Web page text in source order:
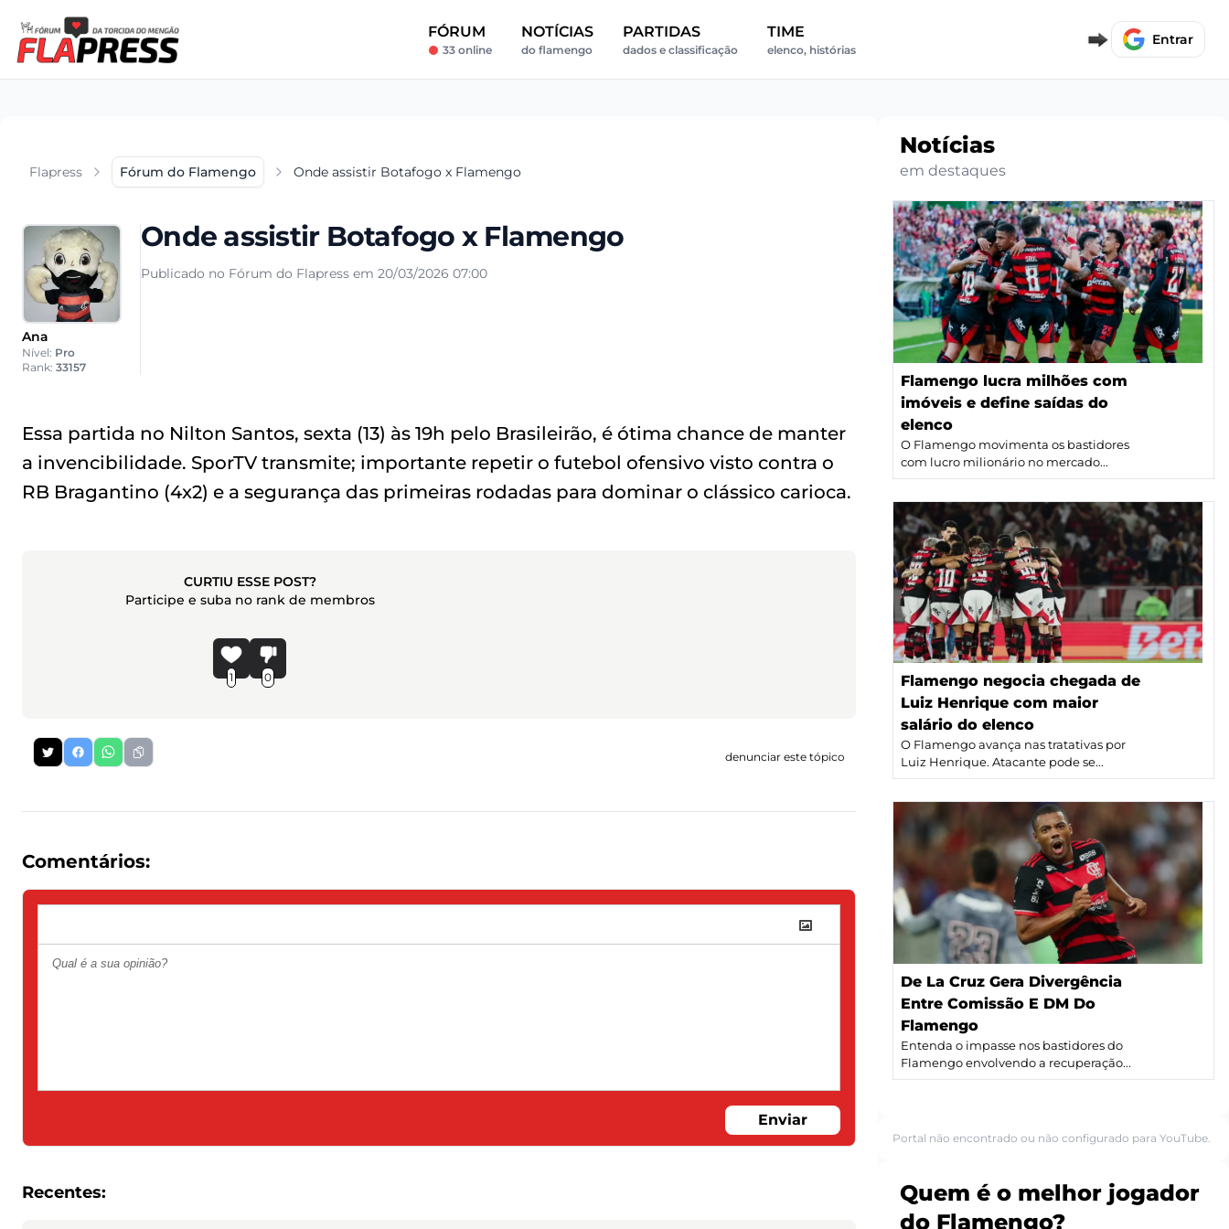
FÓRUM
33 online
NOTÍCIAS
do flamengo
PARTIDAS
dados e classificação
TIME
elenco, histórias
Entrar
Flapress Fórum do Flamengo Onde assistir Botafogo x Flamengo
Ana
Nível: Pro
Rank: 33157
Onde assistir Botafogo x Flamengo
Publicado no Fórum do Flapress em 20/03/2026 07:00
Essa partida no Nilton Santos, sexta (13) às 19h pelo Brasileirão, é ótima chance de manter
a invencibilidade. SporTV transmite; importante repetir o futebol ofensivo visto contra o
RB Bragantino (4x2) e a segurança das primeiras rodadas para dominar o clássico carioca.
CURTIU ESSE POST?
Participe e suba no rank de membros
1 0
denunciar este tópico
Comentários:
Enviar
Recentes:
Notícias
em destaques
Flamengo lucra milhões com
imóveis e define saídas do
elenco
O Flamengo movimenta os bastidores
com lucro milionário no mercado...
Flamengo negocia chegada de
Luiz Henrique com maior
salário do elenco
O Flamengo avança nas tratativas por
Luiz Henrique. Atacante pode se...
De La Cruz Gera Divergência
Entre Comissão E DM Do
Flamengo
Entenda o impasse nos bastidores do
Flamengo envolvendo a recuperação...
Portal não encontrado ou não configurado para YouTube.
Quem é o melhor jogador
do Flamengo?